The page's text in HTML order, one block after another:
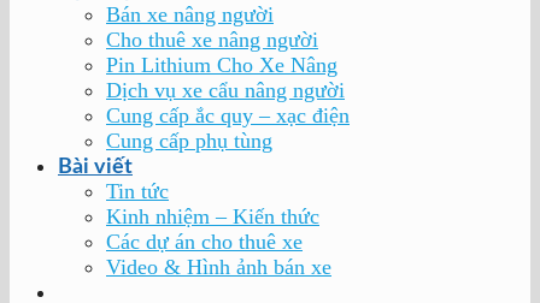
Bán xe nâng người
Cho thuê xe nâng người
Pin Lithium Cho Xe Nâng
Dịch vụ xe cẩu nâng người
Cung cấp ắc quy – xạc điện
Cung cấp phụ tùng
Bài viết
Tin tức
Kinh nhiệm – Kiến thức
Các dự án cho thuê xe
Video & Hình ảnh bán xe